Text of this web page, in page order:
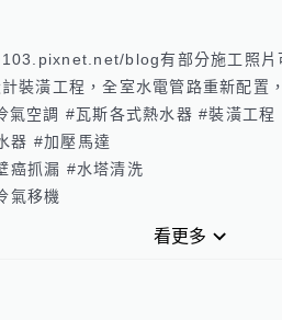
blog有部分施工照片
裝潢工程，全室水電管路重新配置
空調 #瓦斯各式熱水器 #裝潢工程
器 #加壓馬達
癌抓漏 #水塔清洗
氣移機
看更多